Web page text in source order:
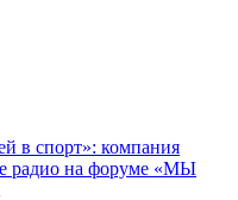
в спорт»: компания
радио на форуме «МЫ